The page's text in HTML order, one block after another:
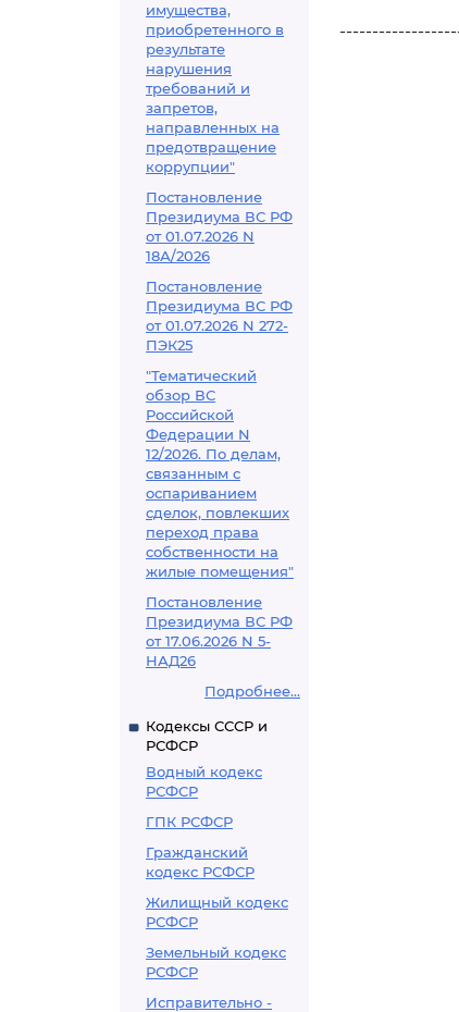
имущества,
приобретенного в
результате
нарушения
требований и
запретов,
направленных на
предотвращение
коррупции"
Постановление
Президиума ВС РФ
от 01.07.2026 N
18А/2026
Постановление
Президиума ВС РФ
от 01.07.2026 N 272-
ПЭК25
"Тематический
обзор ВС
Российской
Федерации N
12/2026. По делам,
связанным с
оспариванием
сделок, повлекших
переход права
собственности на
жилые помещения"
Постановление
Президиума ВС РФ
от 17.06.2026 N 5-
НАД26
Подробнее...
Кодексы СССР и
РСФСР
Водный кодекс
РСФСР
ГПК РСФСР
Гражданский
кодекс РСФСР
Жилищный кодекс
РСФСР
Земельный кодекс
РСФСР
Исправительно -